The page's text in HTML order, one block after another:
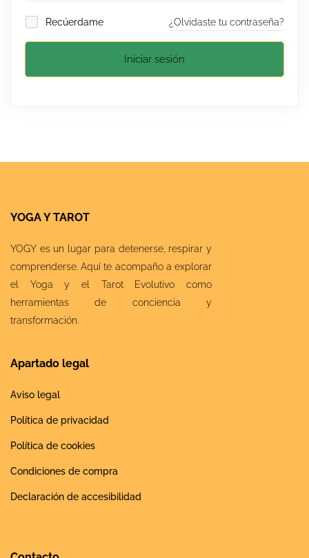
Recúerdame ¿Olvidaste tu contraseña?
Iniciar sesión
YOGA Y TAROT
YOGY es un lugar para detenerse, respirar y
comprenderse. Aquí te acompaño a explorar
el Yoga y el Tarot Evolutivo como
herramientas de conciencia y
transformación.
Apartado legal
Aviso legal
Política de privacidad
Política de cookies
Condiciones de compra
Declaración de accesibilidad